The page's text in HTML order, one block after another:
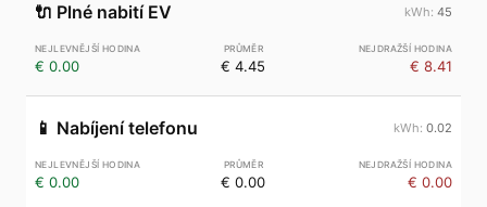
🔌 Plné nabití EV 45
€ 0.00 € 4.45 € 8.41
📱 Nabíjení telefonu 0.02
€ 0.00 € 0.00 € 0.00